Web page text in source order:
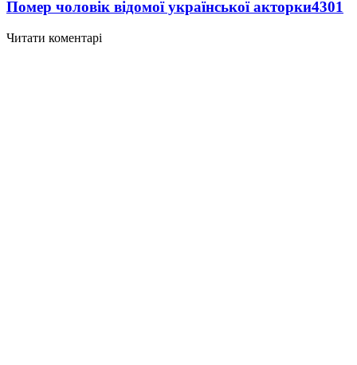
Помер чоловік відомої української акторки4301
Читати коментарі